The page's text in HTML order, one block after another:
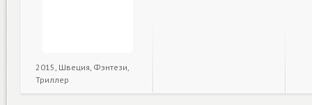
2015, Швеция, Фэнтези,
Триллер